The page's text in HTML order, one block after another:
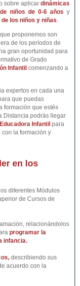
sobre aplicar dinámicas
niños de 0-6 años y
los niños y niñas.
que proponemos son
de los períodos de
gran oportunidad para
de Grado
Infantil comenzando a
expertos en cada una
que puedas
formación que estés
Distancia podrás llegar
Infantil para
la formación y
en los
diferentes Módulos
de Cursos de
relacionándolos
programar la
infancia.
describiendo sus
acuerdo con la